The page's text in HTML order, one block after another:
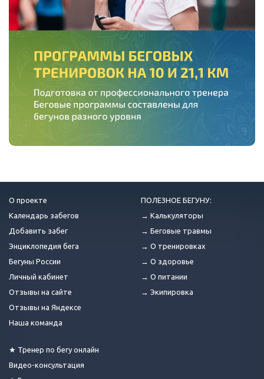
О проекте
Календарь забегов
Добавить забег
Энциклопедия бега
Бегуны России
Личный кабинет
Отзывы на сайте
Отзывы на Яндексе
Наша команда
★ Тренер по бегу онлайн
Видео-консультация
ПОЛЕЗНОЕ БЕГУНУ:
→ Калькуляторы
→ Беговые травмы
→ О тренировках
→ О здоровье
→ О питании
→ Экипировка